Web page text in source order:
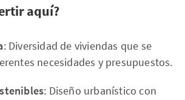
aquí?
: Diversidad de viviendas que se
necesidades y presupuestos.
: Diseño urbanístico con